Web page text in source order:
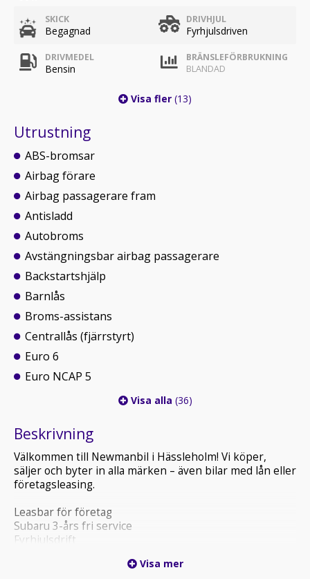
SKICK
Begagnad
DRIVHJUL
Fyrhjulsdriven
DRIVMEDEL
Bensin
BRÄNSLEFÖRBRUKNING
BLANDAD
Visa fler (13)
Utrustning
ABS-bromsar
Airbag förare
Airbag passagerare fram
Antisladd
Autobroms
Avstängningsbar airbag passagerare
Backstartshjälp
Barnlås
Broms-assistans
Centrallås (fjärrstyrt)
Euro 6
Euro NCAP 5
Visa alla (36)
Beskrivning
Välkommen till Newmanbil i Hässleholm! Vi köper,
säljer och byter in alla märken – även bilar med lån eller
företagsleasing.
Leasbar för företag
Subaru 3-års fri service
Fyrhjulsdrift
Vi erbjuder finansiering av din bil. Prata med oss för att
Visa mer